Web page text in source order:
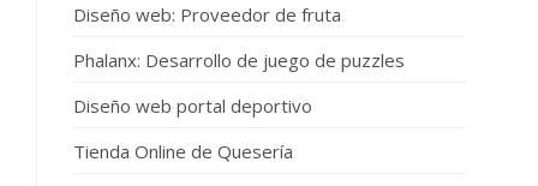
Diseño web: Proveedor de fruta
Phalanx: Desarrollo de juego de puzzles
Diseño web portal deportivo
Tienda Online de Quesería